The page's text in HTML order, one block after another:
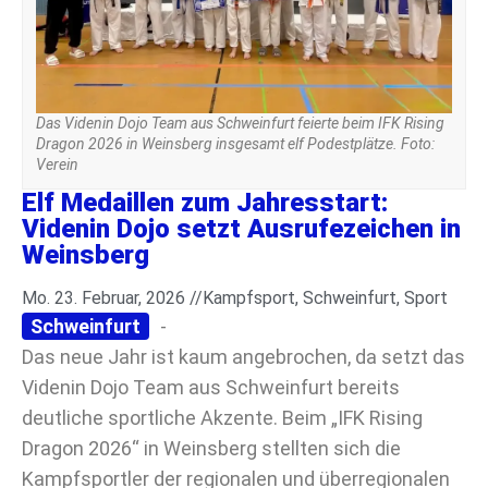
Das Videnin Dojo Team aus Schweinfurt feierte beim IFK Rising
Dragon 2026 in Weinsberg insgesamt elf Podestplätze. Foto:
Verein
Elf Medaillen zum Jahresstart:
Videnin Dojo setzt Ausrufezeichen in
Weinsberg
Mo. 23. Februar, 2026 //Kampfsport, Schweinfurt, Sport
Schweinfurt
-
Das neue Jahr ist kaum angebrochen, da setzt das
Videnin Dojo Team aus Schweinfurt bereits
deutliche sportliche Akzente. Beim „IFK Rising
Dragon 2026“ in Weinsberg stellten sich die
Kampfsportler der regionalen und überregionalen